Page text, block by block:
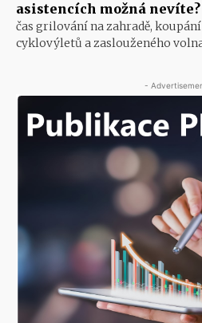
asistencích možná nevíte?
čas grilování na zahradě,
cyklovýletů a zaslouženého
-